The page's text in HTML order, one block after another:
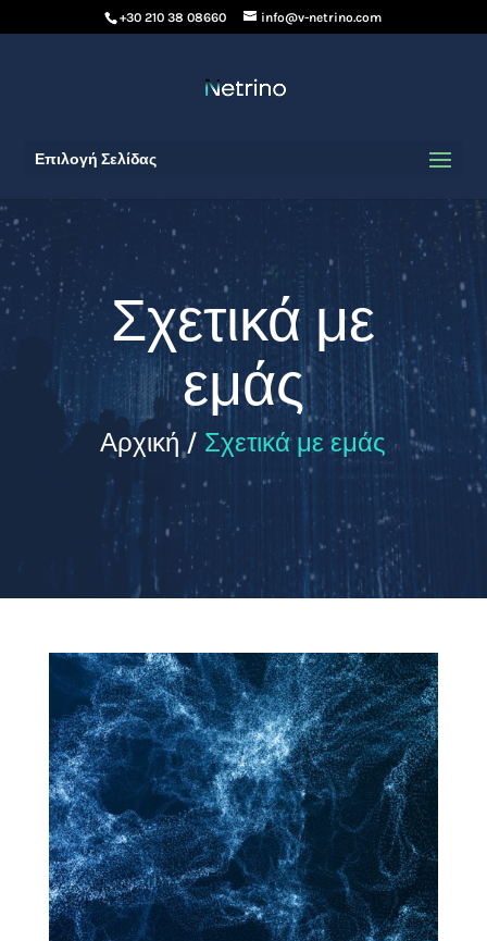
+30 210 38 08660 info@v-netrino.com
Επιλογή Σελίδας
Σχετικά με
εμάς
Αρχική / Σχετικά με εμάς